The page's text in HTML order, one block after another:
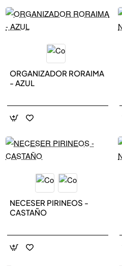
ORGANIZADOR RORAIMA
- AZUL
NEW IN
NECESER PIRINEOS -
CASTAÑO